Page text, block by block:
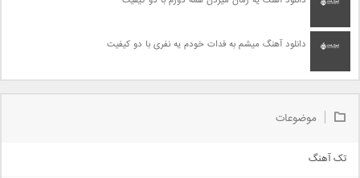
دانلود آهنگ میشم به فدات خودم یه نفری با دو کیفیت
موضوعات
تک آهنگ